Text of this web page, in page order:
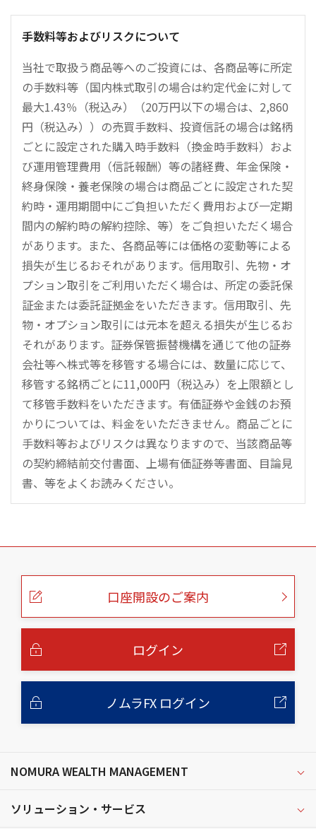
手数料等およびリスクについて
当社で取扱う商品等へのご投資には、各商品等に所定
の手数料等（国内株式取引の場合は約定代金に対して
最大1.43％（税込み）（20万円以下の場合は、2,860
円（税込み））の売買手数料、投資信託の場合は銘柄
ごとに設定された購入時手数料（換金時手数料）およ
び運用管理費用（信託報酬）等の諸経費、年金保険・
終身保険・養老保険の場合は商品ごとに設定された契
約時・運用期間中にご負担いただく費用および一定期
間内の解約時の解約控除、等）をご負担いただく場合
があります。また、各商品等には価格の変動等による
損失が生じるおそれがあります。信用取引、先物・オ
プション取引をご利用いただく場合は、所定の委託保
証金または委託証拠金をいただきます。信用取引、先
物・オプション取引には元本を超える損失が生じるお
それがあります。証券保管振替機構を通じて他の証券
会社等へ株式等を移管する場合には、数量に応じて、
移管する銘柄ごとに11,000円（税込み）を上限額とし
て移管手数料をいただきます。有価証券や金銭のお預
かりについては、料金をいただきません。商品ごとに
手数料等およびリスクは異なりますので、当該商品等
の契約締結前交付書面、上場有価証券等書面、目論見
書、等をよくお読みください。
こ
口座開設のご案内
ログイン
ノムラFX ログイン
NOMURA WEALTH MANAGEMENT
ソリューション・サービス